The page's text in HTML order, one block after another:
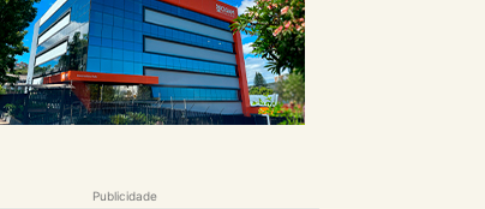
Publicidade